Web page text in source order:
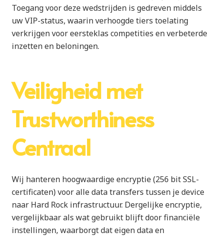
Toegang voor deze wedstrijden is gedreven middels
uw VIP-status, waarin verhoogde tiers toelating
verkrijgen voor eersteklas competities en verbeterde
inzetten en beloningen.
Veiligheid met
Trustworthiness
Centraal
Wij hanteren hoogwaardige encryptie (256 bit SSL-
certificaten) voor alle data transfers tussen je device
naar Hard Rock infrastructuur. Dergelijke encryptie,
vergelijkbaar als wat gebruikt blijft door financiële
instellingen, waarborgt dat eigen data en